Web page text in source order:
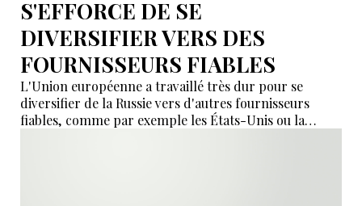
S'EFFORCE DE SE
DIVERSIFIER VERS DES
FOURNISSEURS FIABLES
L'Union européenne a travaillé très dur pour se
diversifier de la Russie vers d'autres fournisseurs
fiables, comme par exemple les États-Unis ou la